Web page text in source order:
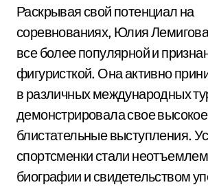
Раскрывая свой потенциал на
соревнованиях, Юлия
все более популярной и
фигуристкой. Она активно
в различных международных
демонстрировала свое
блистательные выступления.
спортсменки стали
биографии и свидетельством